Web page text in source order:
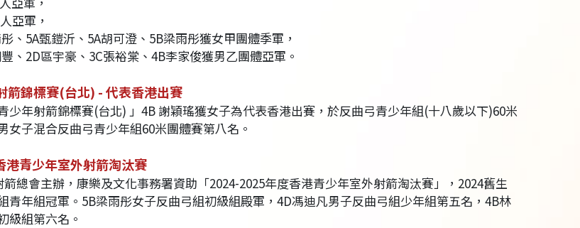
亞軍，
、5A甄鎧沂、5A胡可澄、5B梁雨彤獲女甲團體季軍，
、2D區宇豪、3C張裕棠、4B李家俊獲男乙團體亞軍。
箭錦標賽(台北) - 代表香港出賽
少年射箭錦標賽(台北) 」4B 謝穎瑤獲女子為代表香港出賽，於反曲弓青少年組(十八歲以下)60米
女子混合反曲弓青少年組60米團體賽第八名。
青少年室外射箭淘汰賽
總會主辦，康樂及文化事務署資助「2024-2025年度香港青少年室外射箭淘汰賽」，2024舊生
青年組冠軍。5B梁雨彤女子反曲弓組初級組殿軍，4D馮迪凡男子反曲弓組少年組第五名，4B林
級組第六名。